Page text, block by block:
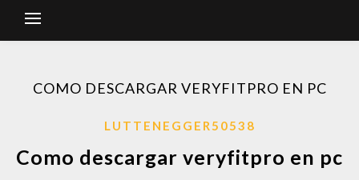
COMO DESCARGAR VERYFITPRO EN PC
LUTTENEGGER50538
Como descargar veryfitpro en pc